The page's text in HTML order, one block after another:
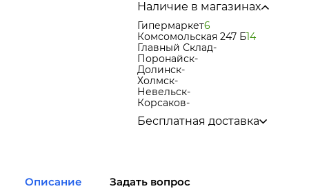
Наличие в магазинах
Гипермаркет6
Комсомольская 247 Б14
Главный Склад-
Поронайск-
Долинск-
Холмск-
Невельск-
Корсаков-
Бесплатная доставка
в города Холмск, Невельск
Описание Задать вопрос